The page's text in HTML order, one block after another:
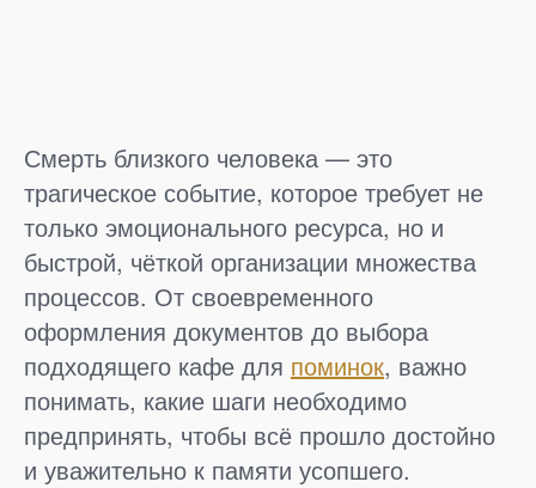
Смерть близкого человека — это
трагическое событие, которое требует не
только эмоционального ресурса, но и
быстрой, чёткой организации множества
процессов. От своевременного
оформления документов до выбора
подходящего кафе для поминок, важно
понимать, какие шаги необходимо
предпринять, чтобы всё прошло достойно
и уважительно к памяти усопшего.